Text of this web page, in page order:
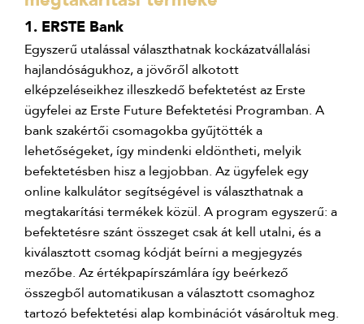
1. ERSTE Bank
Egyszerű utalással választhatnak kockázatvállalási
hajlandóságukhoz, a jövőről alkotott
elképzeléseikhez illeszkedő befektetést az Erste
ügyfelei az Erste Future Befektetési Programban. A
bank szakértői csomagokba gyűjtötték a
lehetőségeket, így mindenki eldöntheti, melyik
befektetésben hisz a legjobban. Az ügyfelek egy
online kalkulátor segítségével is választhatnak a
megtakarítási termékek közül. A program egyszerű: a
befektetésre szánt összeget csak át kell utalni, és a
kiválasztott csomag kódját beírni a megjegyzés
mezőbe. Az értékpapírszámlára így beérkező
összegből automatikusan a választott csomaghoz
tartozó befektetési alap kombinációt vásároltuk meg.